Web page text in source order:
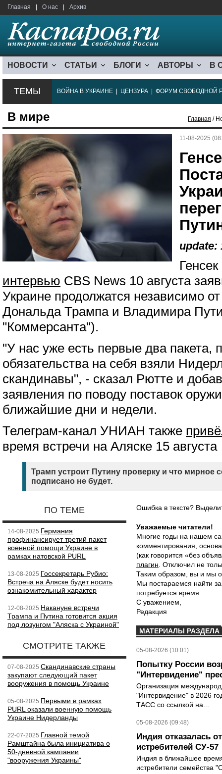
Главная О нас Архив
НОВОСТИ СТАТЬИ БЛОГИ АВТОРЫ В
ТЕМЫ ВОЙНА В УКРАИНЕ ЦЕНЗУРА ФОРУМ СВОБОДНОЙ
В мире Главная /
11-08-2025
update:
интервью CBS News 10 августа
Украине продолжатся независимо
Дональда Трампа и Владимира
"Коммерсанта").
"У нас уже есть первые два пакета,
обязательства на себя взяли
скандинавы", - сказал Рютте и
заявления по поводу поставок
ближайшие дни и недели.
Телеграм-канал УНИАН также
время встречи на Аляске 15 августа
Трамп устроит Путину проверку и что мирное
подписано не будет.
ПО ТЕМЕ
14-08-2025 Германия
профинансирует третий пакет
военной помощи Украине в
рамках натовской PURL
13-08-2025 Госсекретарь Рубио:
Встреча на Аляске будет носить
ознакомительный характер
12-08-2025 Накануне встречи
Трампа и Путина готовится акция
под лозунгом "Аляска с Украиной"
СМОТРИТЕ ТАКЖЕ
07-08-2025 Скандинавские страны
закупают следующий пакет
вооружения в помощь Украине
05-08-2025 Первыми в рамках
PURL оказали военную помощь
Украине Нидерланды
22-07-2025 Главной темой
Рамштайна была инициатива о
50-дневной кампании
"вооружения Украины"
Ошибка в тексте?
Уважаемые читатели!
Многие годы на нашем
комментирования,
(как говорится «без
плагин . Отключил не
Таким образом, вы и мы
Мы постараемся найти
потребуется время.
С уважением,
Редакция
МАТЕРИАЛЫ РАЗДЕЛА
05-08-2026 (10:01)
Попытку России
"Интервидение"
Организация
"Интервидение" в 2026
ТАСС со ссылкой на...
05-08-2026 (09:48)
Индия отказалась
истребителей СУ-57
Индия в ближайшее
истребители семейства